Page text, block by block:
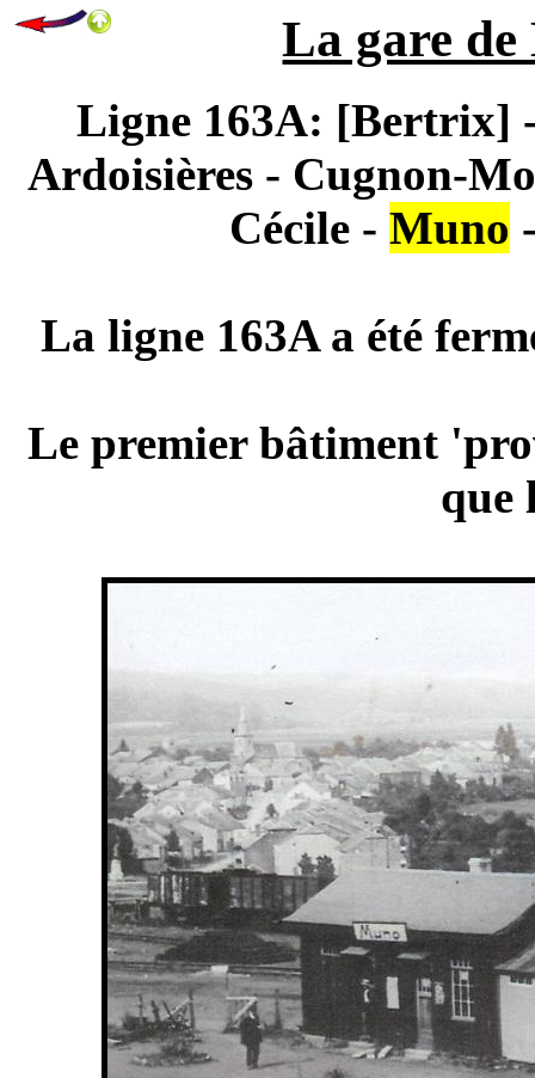
La gare de
Ligne 163A: [Bertrix]
Ardoisières - Cugnon-
Cécile - Muno
La ligne 163A a été
Le premier bâtiment
que